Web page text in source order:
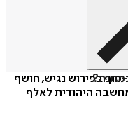
בפירוש נגיש, חושף
היהודית לאלף